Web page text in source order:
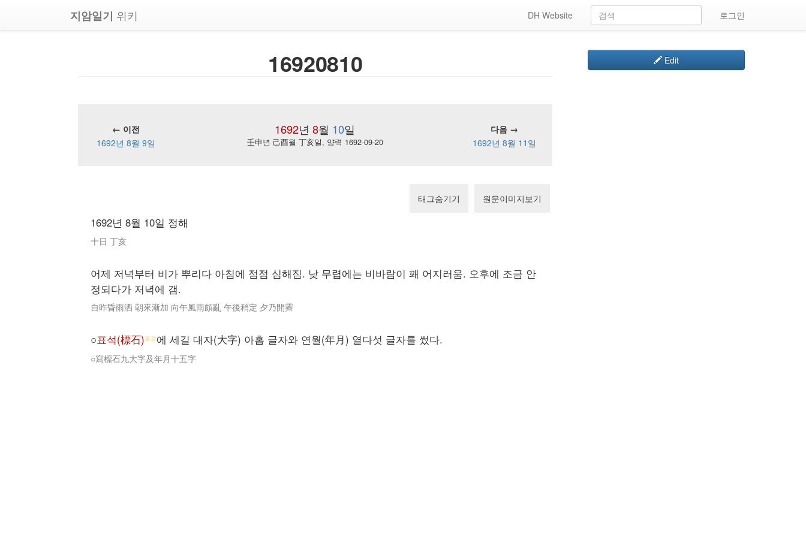
지암일기 위키 로그인
DH Website
16920810
1692년 8월 10일
← 이전
다음 →
1692년 8월 9일
壬申년 己酉월 丁亥일, 양력 1692-09-20 1692년 8월 11일
태그숨기기 원문이미지보기
1692년 8월 10일 정해
十日 丁亥
어제 저녁부터 비가 뿌리다 아침에 점점 심해짐. 낮 무렵에는 비바람이 꽤 어지러움. 오후에 조금 안
정되다가 저녁에 갬.
自昨昏雨洒 朝來漸加 向午風雨頗亂 午後稍定 夕乃開霽
○표석(標石)물품에 세길 대자(大字) 아홉 글자와 연월(年月) 열다섯 글자를 썼다.
○寫標石九大字及年月十五字
Edit